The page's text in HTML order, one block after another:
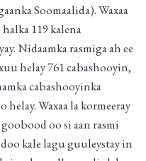
Soomaalida). Waxaa
119 kalena
Nidaamka rasmiga ah ee
helay 761 cabashooyin,
cabashooyinka
helay. Waxaa la kormeeray
oo si aan rasmi
kale lagu guuleystay in